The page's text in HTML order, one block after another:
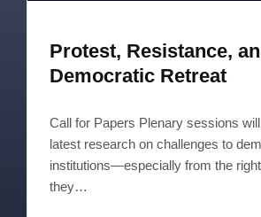
Protest, Resistance,
Democratic Retreat
Call for Papers Plenary sessions
latest research on challenges to
institutions—especially from the
they…